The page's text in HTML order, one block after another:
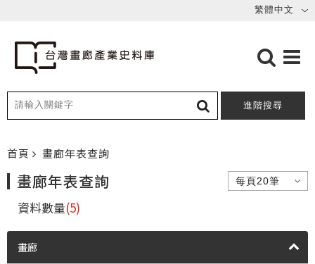
進階搜尋
首頁 畫廊年表查詢
畫廊年表查詢
資料數量(5)
畫廊